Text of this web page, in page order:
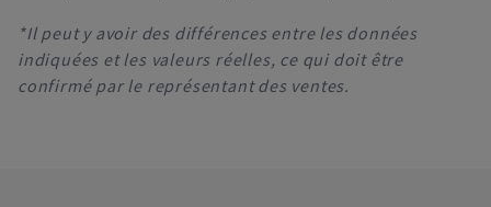
*Il peut y avoir des différences entre les données
indiquées et les valeurs réelles, ce qui doit être
confirmé par le représentant des ventes.